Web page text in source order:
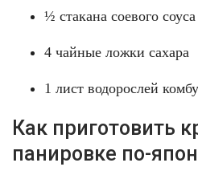
½ стакана соевого
4 чайные ложки сахара
1 лист водорослей
Как приготовить
панировке по-